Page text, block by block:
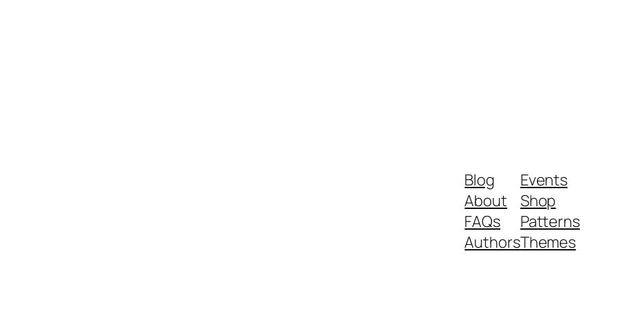
Blog
About
FAQs
Authors
Events
Shop
Patterns
Themes